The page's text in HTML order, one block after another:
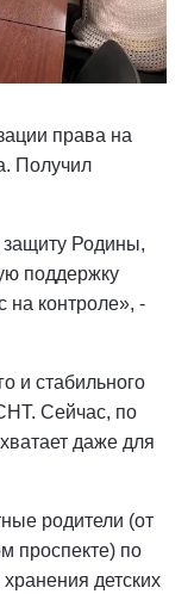
права на
Получил
защиту Родины,
поддержку
на контроле», -
и стабильного
Сейчас, по
даже для
родители (от
проспекте) по
детских